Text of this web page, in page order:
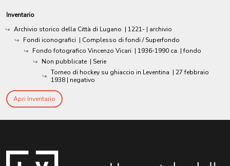
Inventario
Archivio storico della Città di Lugano | 1221- | archivio
Fondi iconografici | Complesso di fondi / Superfondo
Fondo fotografico Vincenzo Vicari | 1936-1990 ca. | fondo
Non pubblicate | Serie
Torneo di hockey su ghiaccio in Leventina | 27 febbraio
1938 | negativo
Apri Inventario